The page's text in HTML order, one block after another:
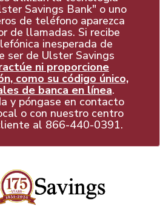
Savings Bank" o uno
de teléfono aparezca
de llamadas. Si recibe
inesperada de
ser de Ulster Savings
ni proporcione
como su código único,
de banca en línea.
y póngase en contacto
o con nuestro centro
al 866-440-0391.